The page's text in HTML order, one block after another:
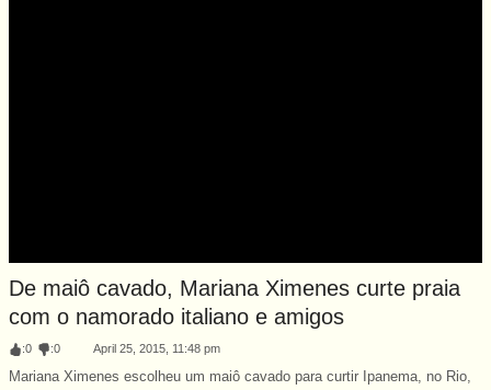
De maiô cavado, Mariana Ximenes curte praia
com o namorado italiano e amigos
:0 :0 April 25, 2015, 11:48 pm
Mariana Ximenes escolheu um maiô cavado para curtir Ipanema, no Rio,